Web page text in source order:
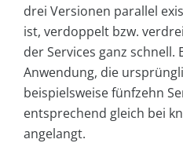
drei Versionen parallel
ist, verdoppelt bzw.
der Services ganz schnell.
Anwendung, die
beispielsweise fünfzehn
entsprechend gleich bei
angelangt.